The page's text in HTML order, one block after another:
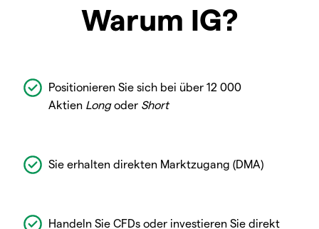
Warum IG?
Positionieren Sie sich bei über 12 000
Aktien Longoder Short
Sie erhalten direkten Marktzugang (DMA)
Handeln Sie CFDs oder investieren Sie direkt